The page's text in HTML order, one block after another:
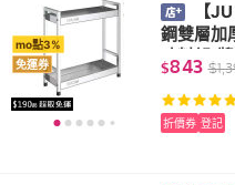
mo點3%
免運券
【
鋼雙層加
味料架/
$843 $
折價券 登記